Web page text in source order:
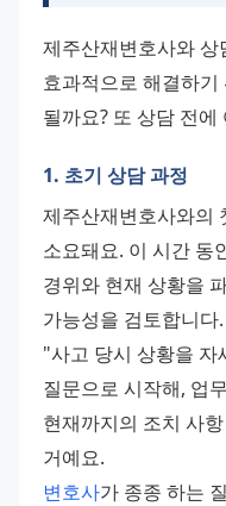
제주산재변호사와
효과적으로 해결하
될까요? 또 상담 전
1. 초기 상담 과정
제주산재변호사와의
소요돼요. 이 시간 동
경위와 현재 상황을
가능성을 검토합니다.
"사고 당시 상황을 자
질문으로 시작해, 업
현재까지의 조치 사
거예요.
변호사가 종종 하는